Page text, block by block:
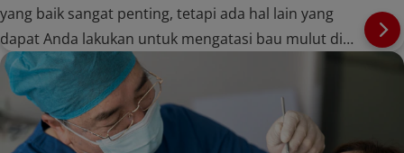
yang baik sangat penting, tetapi ada hal lain yang
dapat Anda lakukan untuk mengatasi bau mulut di
rumah. Pelajari selengkapnya di Colgate.